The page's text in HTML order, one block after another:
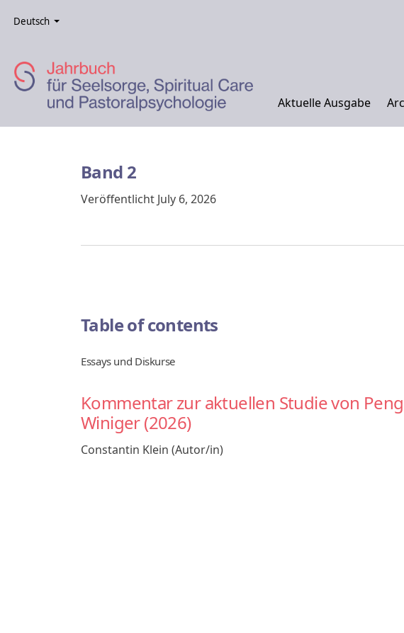
Sprache
Deutsch
Administrationsmenü
Aktuelle Ausgabe
Band 2
Veröffentlicht July 6, 2026
Table of contents
Essays und Diskurse
Kommentar zur aktuellen Studie von
Winiger (2026)
Constantin Klein (Autor/in)